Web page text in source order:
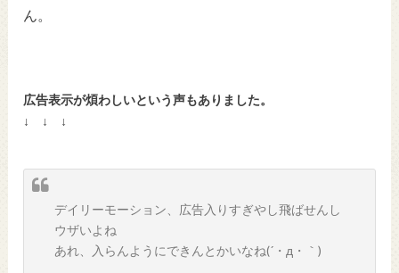
ん。
広告表示が煩わしいという声もありました。
↓ ↓ ↓
デイリーモーション、広告入りすぎやし飛ばせんし
ウザいよね
あれ、入らんようにできんとかいなね(´・д・｀)